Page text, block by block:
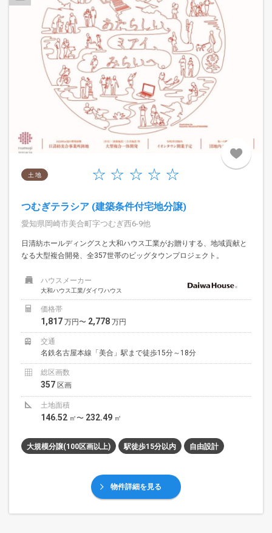
土 地
つむぎテラシア (建築条件付宅地分譲)
愛知県岡崎市美合町字つむぎ西6-9他
日清紡ホールディングスと大和ハウス工業がお贈りする、地域貢献と
なる大型複合開発、全357世帯のビッグタウンプロジェクト。
ハウスメーカー
大和ハウス工業/ダイワハウス
価格帯
1,817 万円〜 2,778 万円
交通
名鉄名古屋本線「美合」駅まで徒歩15分～18分
総区画数
357 区画
土地面積
146.52 ㎡〜 232.49 ㎡
大規模分譲(100区画以上) 駅徒歩15分以内 自由設計
物件詳細を見る